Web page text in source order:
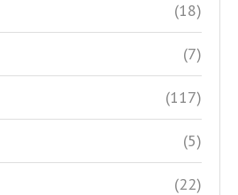
(18)
(7)
(117)
(5)
(22)